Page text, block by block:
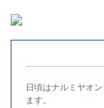
日頃はナルミヤオ
ます。